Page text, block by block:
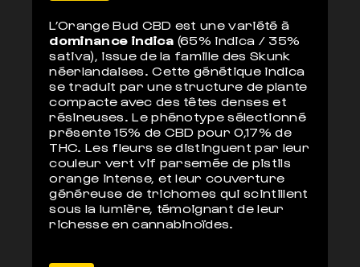
L’Orange Bud CBD est une variété à
dominance indica (65% indica / 35%
sativa), issue de la famille des Skunk
néerlandaises. Cette génétique indica
se traduit par une structure de plante
compacte avec des têtes denses et
résineuses. Le phénotype sélectionné
présente 15% de CBD pour 0,17% de
THC. Les fleurs se distinguent par leur
couleur vert vif parsemée de pistils
orange intense, et leur couverture
généreuse de trichomes qui scintillent
sous la lumière, témoignant de leur
richesse en cannabinoïdes.